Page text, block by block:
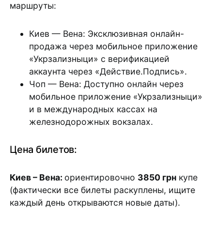
маршруты:
Киев — Вена: Эксклюзивная онлайн-
продажа через мобильное приложение
«Укрзализныци» с верификацией
аккаунта через «Действие.Подпись».
Чоп — Вена: Доступно онлайн через
мобильное приложение «Укрзализныци»
и в международных кассах на
железнодорожных вокзалах.
Цена билетов:
Киев – Вена: ориентировочно 3850 грн купе
(фактически все билеты раскуплены, ищите
каждый день открываются новые даты).